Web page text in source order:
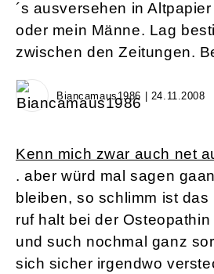
´s ausversehen in
oder mein Männe. Lag
zwischen den Zeitungen.
Biancamaus1986 | 24.11.2008
Kenn mich zwar auch net
. aber würd mal sagen
bleiben, so schlimm ist
ruf halt bei der
und such nochmal ganz
sich sicher irgendwo